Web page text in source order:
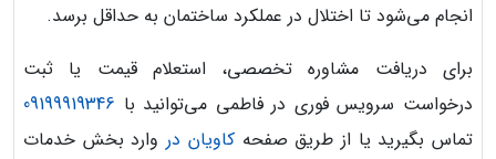
انجام می‌شود تا اختلال در عملکرد ساختمان به حداقل برسد.
برای دریافت مشاوره تخصصی، استعلام قیمت یا ثبت
درخواست سرویس فوری در فاطمی می‌توانید با 09199919346
تماس بگیرید یا از طریق صفحهکاویان در وارد بخش خدمات